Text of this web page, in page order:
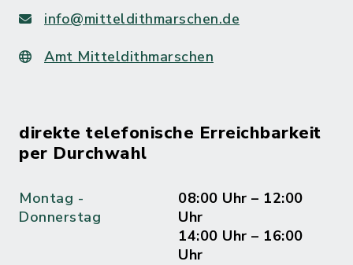
info@mitteldithmarschen.de
Amt Mitteldithmarschen
direkte telefonische Erreichbarkeit
per Durchwahl
Montag -
Donnerstag
08:00 Uhr – 12:00
Uhr
14:00 Uhr – 16:00
Uhr